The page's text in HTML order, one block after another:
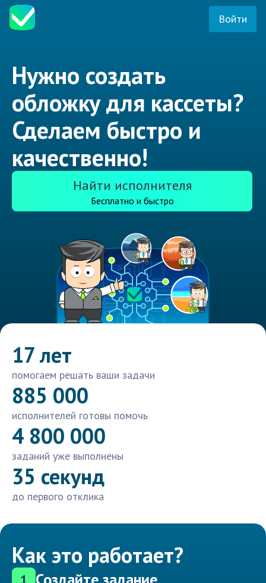
Войти
Нужно создать
обложку для кассеты?
Сделаем быстро и
качественно!
Найти исполнителя
Бесплатно и быстро
17 лет
помогаем решать ваши задачи
885 000
исполнителей готовы помочь
4 800 000
заданий уже выполнены
35 секунд
до первого отклика
Как это работает?
1